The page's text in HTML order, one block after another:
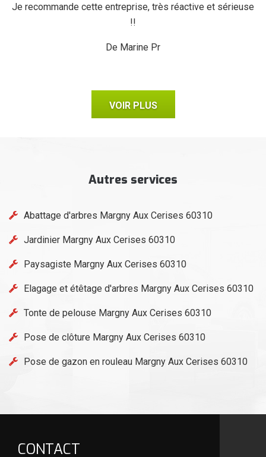
Je recommande cette entreprise, très réactive et sérieuse
!!
De Marine Pr
VOIR PLUS
Autres services
Abattage d'arbres Margny Aux Cerises 60310
Jardinier Margny Aux Cerises 60310
Paysagiste Margny Aux Cerises 60310
Elagage et étêtage d'arbres Margny Aux Cerises 60310
Tonte de pelouse Margny Aux Cerises 60310
Pose de clôture Margny Aux Cerises 60310
Pose de gazon en rouleau Margny Aux Cerises 60310
CONTACT